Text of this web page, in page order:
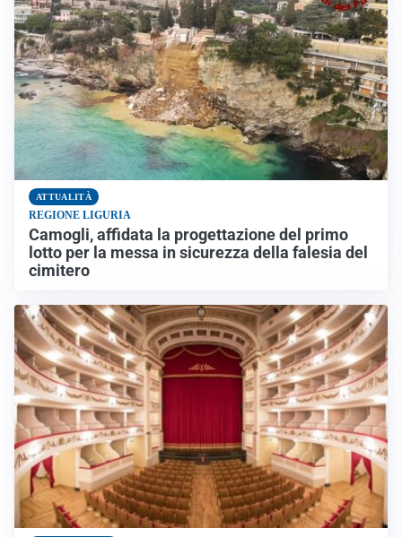
ATTUALITÀ
REGIONE LIGURIA
Camogli, affidata la progettazione del primo
lotto per la messa in sicurezza della falesia del
cimitero